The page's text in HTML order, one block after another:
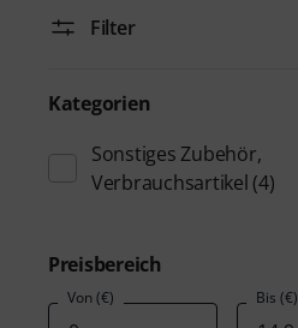
Filter
Kategorien
Sonstiges Zubehör,
Verbrauchsartikel (4)
Preisbereich
Von (€) Bis (€)